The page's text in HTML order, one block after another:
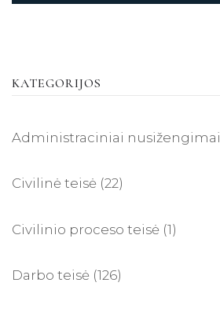
KATEGORIJOS
Administraciniai nusižengimai
Civilinė teisė (22)
Civilinio proceso teisė (1)
Darbo teisė (126)